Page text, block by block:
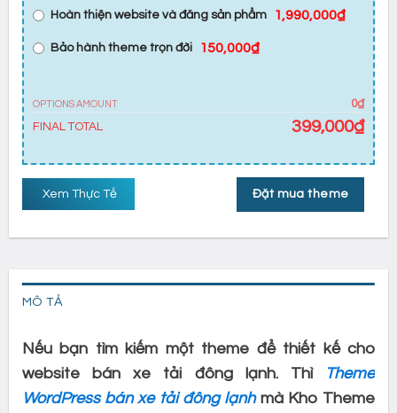
Hoàn thiện website và đăng sản phẩm 1,990,000₫
Bảo hành theme trọn đời 150,000₫
OPTIONS AMOUNT
0₫
FINAL TOTAL
399,000₫
Đặt mua theme
Xem Thực Tế
MÔ TẢ
Nếu bạn tìm kiếm một theme để thiết kế cho
website bán xe tải đông lạnh. Thì
Theme
WordPress bán xe tải đông lạnhmà Kho Theme